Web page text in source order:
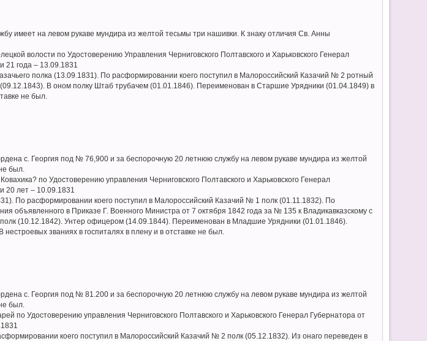
имеет на левом рукаве мундира из желтой тесьмы три нашивки. К знаку отличия Св. Анны
волости по Удостоверению Управления Черниговского Полтавского и Харьковского Генерал
21 года – 13.09.1831
полка (13.09.1831). По расформировании коего поступил в Малороссийский Казачий № 2 ротный
В оном полку Штаб трубачем (01.01.1846). Переименован в Старшие Урядники (01.04.1849) в
не был.
с. Георгия под № 76,900 и за беспорочную 20 летнюю службу на левом рукаве мундира из желтой
был.
по Удостоверению управления Черниговского Полтавского и Харьковского Генерал
20 лет – 10.09.1831
По расформировании коего поступил в Малороссийский Казачий № 1 полк (01.11.1832). По
объявленного в Приказе Г. Военного Министра от 7 октября 1842 года за № 135 к Владикавказскому с
(10.12.1842). Унтер офицером (14.09.1844). Переименован в Младшие Урядники (01.01.1846).
званиях в госпиталях в плену и в отставке не был.
с. Георгия под № 81.200 и за беспорочную 20 летнюю службу на левом рукаве мундира из желтой
был.
по Удостоверению управления Черниговского Полтавского и Харьковского Генерал Губернатора от
коего поступил в Малороссийский Казачий № 2 полк (05.12.1832). Из онаго переведен в